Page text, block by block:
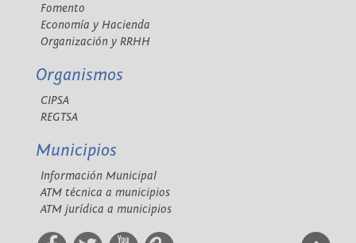
Fomento
Economía y Hacienda
Organización y RRHH
Organismos
CIPSA
REGTSA
Municipios
Información Municipal
ATM técnica a municipios
ATM jurídica a municipios